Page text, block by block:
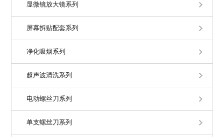
显微镜放大镜系列
屏幕拆贴配套系列
净化吸烟系列
超声波清洗系列
电动螺丝刀系列
单支螺丝刀系列